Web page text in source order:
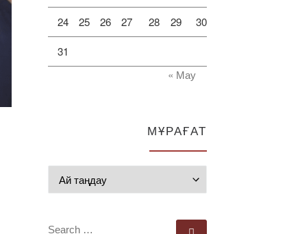
24 25 26 27 28 29 30
31
« Мау
МҰРАҒАТ
SEARCH